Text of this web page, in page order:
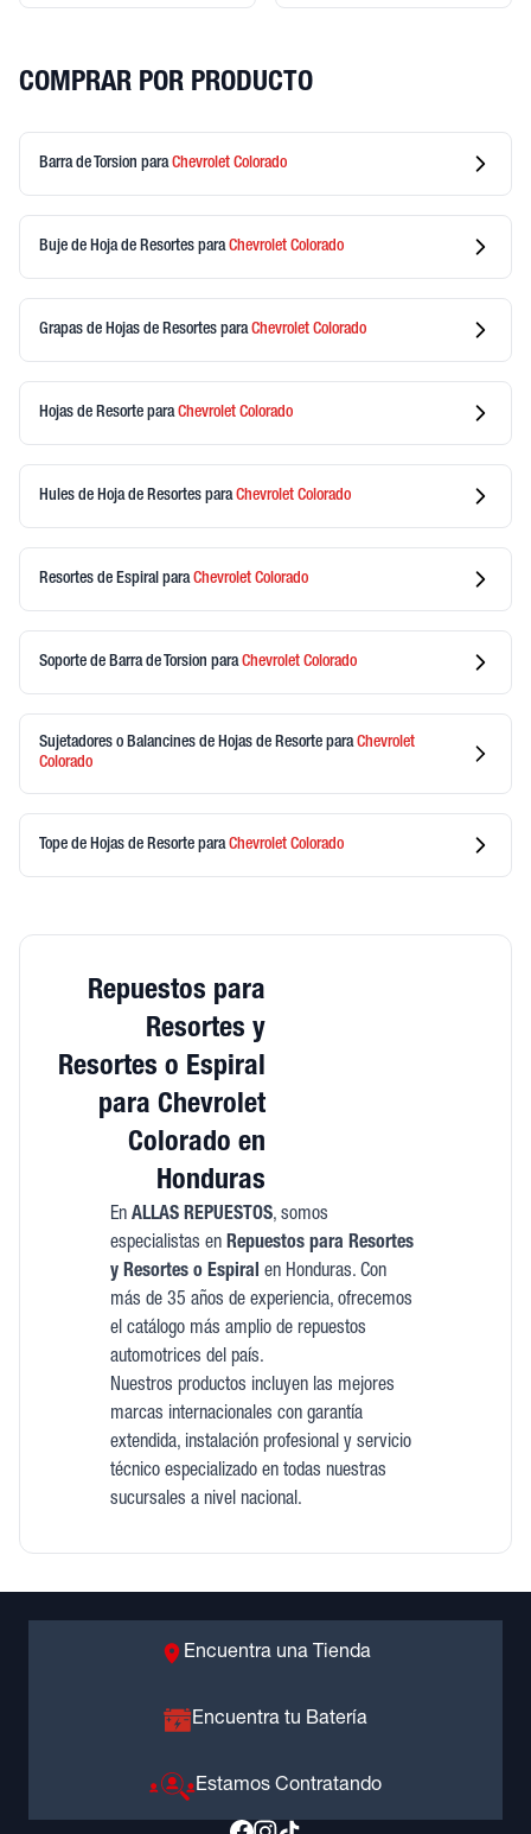
COMPRAR POR PRODUCTO
Barra de Torsion paraChevrolet Colorado
Buje de Hoja de Resortes paraChevrolet Colorado
Grapas de Hojas de Resortes paraChevrolet Colorado
Hojas de Resorte paraChevrolet Colorado
Hules de Hoja de Resortes paraChevrolet Colorado
Resortes de Espiral paraChevrolet Colorado
Soporte de Barra de Torsion paraChevrolet Colorado
Sujetadores o Balancines de Hojas de Resorte paraChevrolet
Colorado
Tope de Hojas de Resorte paraChevrolet Colorado
Repuestos para
Resortes y
Resortes o Espiral
para Chevrolet
Colorado en
Honduras
En ALLAS REPUESTOS, somos
especialistas en Repuestos para Resortes
y Resortes o Espiral en Honduras. Con
más de 35 años de experiencia, ofrecemos
el catálogo más amplio de repuestos
automotrices del país.
Nuestros productos incluyen las mejores
marcas internacionales con garantía
extendida, instalación profesional y servicio
técnico especializado en todas nuestras
sucursales a nivel nacional.
Encuentra una Tienda
Encuentra tu Batería
Estamos Contratando